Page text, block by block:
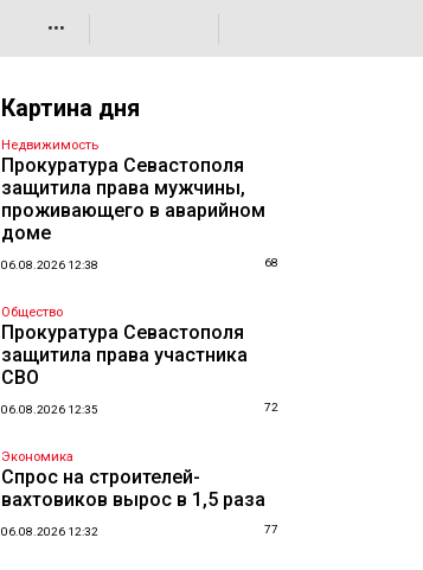
•••
Картина дня
Недвижимость
Прокуратура Севастополя
защитила права мужчины,
проживающего в аварийном
доме
06.08.2026 12:38 68
Общество
Прокуратура Севастополя
защитила права участника
СВО
06.08.2026 12:35 72
Экономика
Спрос на строителей-
вахтовиков вырос в 1,5 раза
06.08.2026 12:32 77